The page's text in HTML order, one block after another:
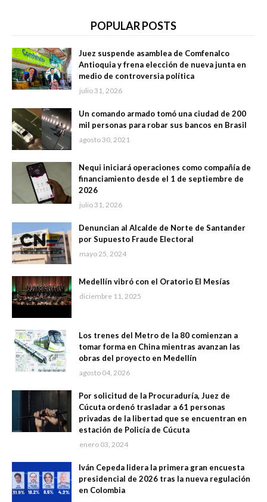
POPULAR POSTS
Juez suspende asamblea de Comfenalco
Antioquia y frena elección de nueva junta en
medio de controversia política
julio 31, 2026
Un comando armado tomó una ciudad de 200
mil personas para robar sus bancos en Brasil
agosto 30, 2021
Nequi iniciará operaciones como compañía de
financiamiento desde el 1 de septiembre de
2026
julio 31, 2026
Denuncian al Alcalde de Norte de Santander
por Supuesto Fraude Electoral
mayo 25, 2024
Medellín vibró con el Oratorio El Mesías
diciembre 11, 2025
Los trenes del Metro de la 80 comienzan a
tomar forma en China mientras avanzan las
obras del proyecto en Medellín
agosto 04, 2026
Por solicitud de la Procuraduría, Juez de
Cúcuta ordenó trasladar a 61 personas
privadas de la libertad que se encuentran en
estación de Policía de Cúcuta
enero 03, 2024
Iván Cepeda lidera la primera gran encuesta
presidencial de 2026 tras la nueva regulación
en Colombia